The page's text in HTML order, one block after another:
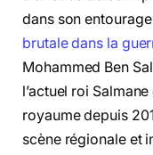
dans son
brutale dans la
Mohammed Ben
l’actuel roi
royaume depuis
scène régionale et